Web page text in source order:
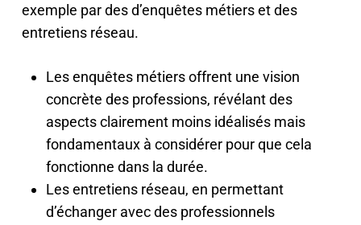
exemple par des d’enquêtes métiers et des
entretiens réseau.
Les enquêtes métiers offrent une vision
concrète des professions, révélant des
aspects clairement moins idéalisés mais
fondamentaux à considérer pour que cela
fonctionne dans la durée.
Les entretiens réseau, en permettant
d’échanger avec des professionnels